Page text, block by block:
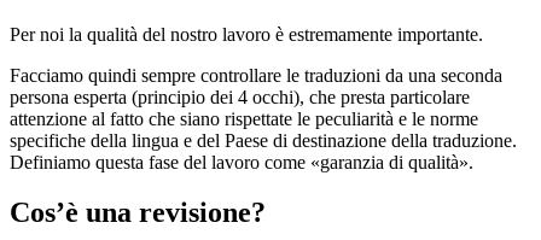
Per noi la qualità del nostro lavoro è estremamente importante.
Facciamo quindi sempre controllare le traduzioni da una seconda
persona esperta (principio dei 4 occhi), che presta particolare
attenzione al fatto che siano rispettate le peculiarità e le norme
specifiche della lingua e del Paese di destinazione della traduzione.
Definiamo questa fase del lavoro come «garanzia di qualità».
Cos’è una revisione?